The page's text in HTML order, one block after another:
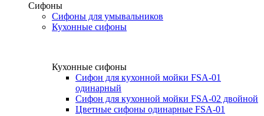
Сифоны
Сифоны для умывальников
Кухонные сифоны
Кухонные сифоны
Сифон для кухонной мойки FSA-01
одинарный
Сифон для кухонной мойки FSA-02 двойной
Цветные сифоны одинарные FSA-01